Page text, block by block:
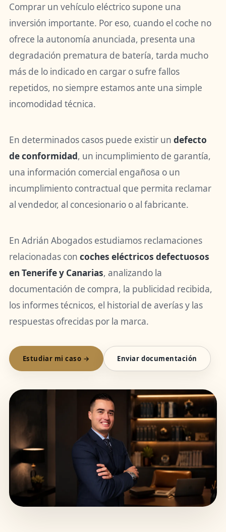
Comprar un vehículo eléctrico supone una
inversión importante. Por eso, cuando el coche no
ofrece la autonomía anunciada, presenta una
degradación prematura de batería, tarda mucho
más de lo indicado en cargar o sufre fallos
repetidos, no siempre estamos ante una simple
incomodidad técnica.
En determinados casos puede existir un defecto
de conformidad, un incumplimiento de garantía,
una información comercial engañosa o un
incumplimiento contractual que permita reclamar
al vendedor, al concesionario o al fabricante.
En Adrián Abogados estudiamos reclamaciones
relacionadas con coches eléctricos defectuosos
en Tenerife y Canarias, analizando la
documentación de compra, la publicidad recibida,
los informes técnicos, el historial de averías y las
respuestas ofrecidas por la marca.
Estudiar mi caso → Enviar documentación